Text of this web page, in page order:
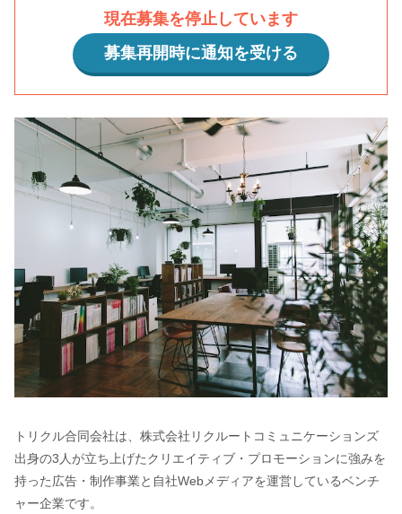
現在募集を停止しています
募集再開時に通知を受ける
トリクル合同会社は、株式会社リクルートコミュニケーションズ
出身の3人が立ち上げたクリエイティブ・プロモーションに強みを
持った広告・制作事業と自社Webメディアを運営しているベンチ
ャー企業です。